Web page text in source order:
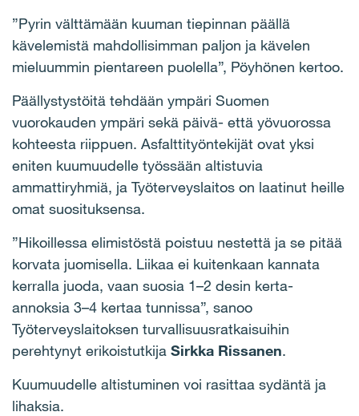
”Pyrin välttämään kuuman tiepinnan päällä
kävelemistä mahdollisimman paljon ja kävelen
mieluummin pientareen puolella”, Pöyhönen kertoo.
Päällystystöitä tehdään ympäri Suomen
vuorokauden ympäri sekä päivä- että yövuorossa
kohteesta riippuen. Asfalttityöntekijät ovat yksi
eniten kuumuudelle työssään altistuvia
ammattiryhmiä, ja Työterveyslaitos on laatinut heille
omat suosituksensa.
”Hikoillessa elimistöstä poistuu nestettä ja se pitää
korvata juomisella. Liikaa ei kuitenkaan kannata
kerralla juoda, vaan suosia 1–2 desin kerta-
annoksia 3–4 kertaa tunnissa”, sanoo
Työterveyslaitoksen turvallisuusratkaisuihin
perehtynyt erikoistutkija Sirkka Rissanen.
Kuumuudelle altistuminen voi rasittaa sydäntä ja
lihaksia.